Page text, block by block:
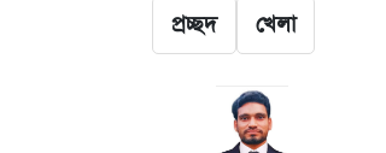
প্রচ্ছদ খেলা